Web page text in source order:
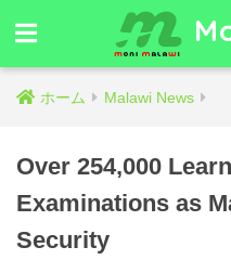
ホーム Malawi News
Over 254,000
Examinations as
Security